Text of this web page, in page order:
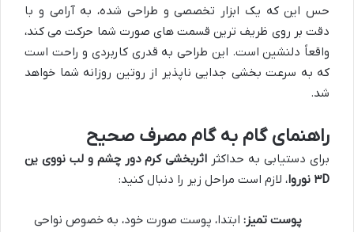
حس این که یک ابزار تخصصی و طراحی شده، به آرامی و با
دقت بر روی ظریف ترین قسمت های صورت شما حرکت می کند،
واقعاً دلنشین است. این طراحی به قدری کاربردی و راحت است
که به سرعت بخشی جدایی ناپذیر از روتین روزانه شما خواهد
شد.
راهنمای گام به گام مصرف صحیح
برای دستیابی به حداکثر اثربخشی کرم دور چشم و لب نووی ین
۳D نوروا
، لازم است مراحل زیر را دنبال کنید:
پوست تمیز: ابتدا، پوست صورت خود، به خصوص نواحی